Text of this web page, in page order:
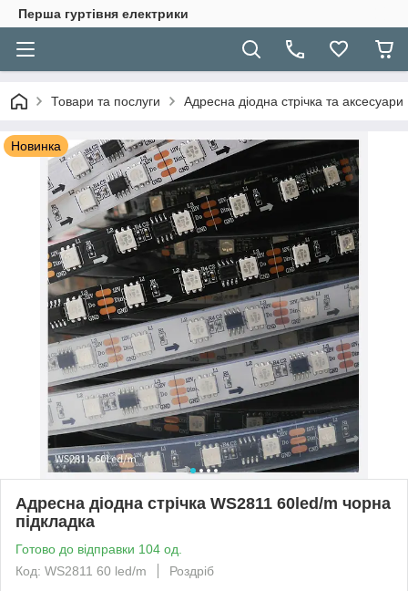
Перша гуртівня електрики
Товари та послуги Адресна діодна стрічка та аксесуари
Новинка
Адресна діодна стрічка WS2811 60led/m чорна
підкладка
Готово до відправки 104 од.
Код: WS2811 60 led/m
Роздріб